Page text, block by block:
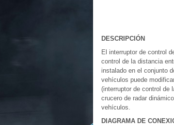
DESCRIPCIÓN
El interruptor de control
control de la distancia
instalado en el conjunto
vehículos puede
(interruptor de control de
crucero de radar
vehículos.
DIAGRAMA DE